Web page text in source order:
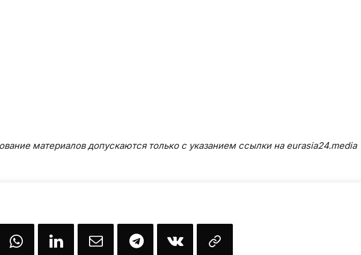
материалов допускаются только с указанием ссылки на eurasia24.media